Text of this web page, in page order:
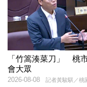
「竹篙湊菜刀」 桃
會大眾
記者黃駿騏／桃
2026-08-08